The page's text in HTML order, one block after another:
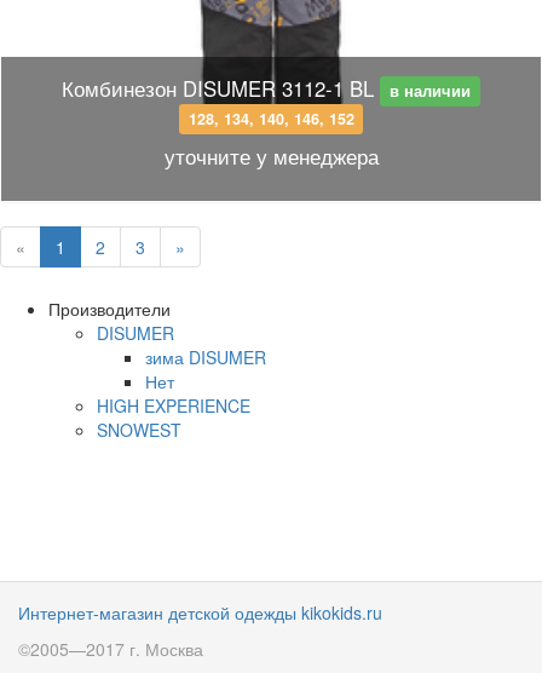
Комбинезон DISUMER 3112-1 BL
в наличии
128, 134, 140, 146, 152
уточните у менеджера
« 1 2 3 »
Производители
DISUMER
зима DISUMER
Нет
HIGH EXPERIENCE
SNOWEST
Интернет-магазин детской одежды kikokids.ru
©2005—2017 г. Москва